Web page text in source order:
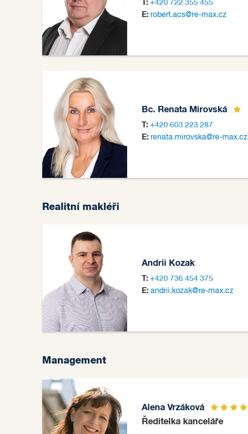
T: +420 722 355 455
E: robert.acs@re-max.cz
Bc. Renata Mirovská
T: +420 603 223 287
E: renata.mirovska@re-max.cz
Realitní makléři
Andrii Kozak
T: +420 736 454 375
E: andrii.kozak@re-max.cz
Management
Alena Vrzáková
Ředitelka kanceláře